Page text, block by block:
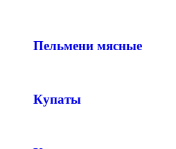
Пельмени мясные
Купаты